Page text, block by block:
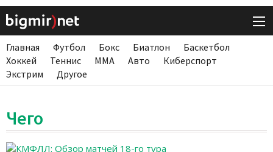
Главная Футбол Бокс Биатлон
Баскетбол
Хоккей
Теннис ММА Авто
Киберспорт
Экстрим
Другое
Чего